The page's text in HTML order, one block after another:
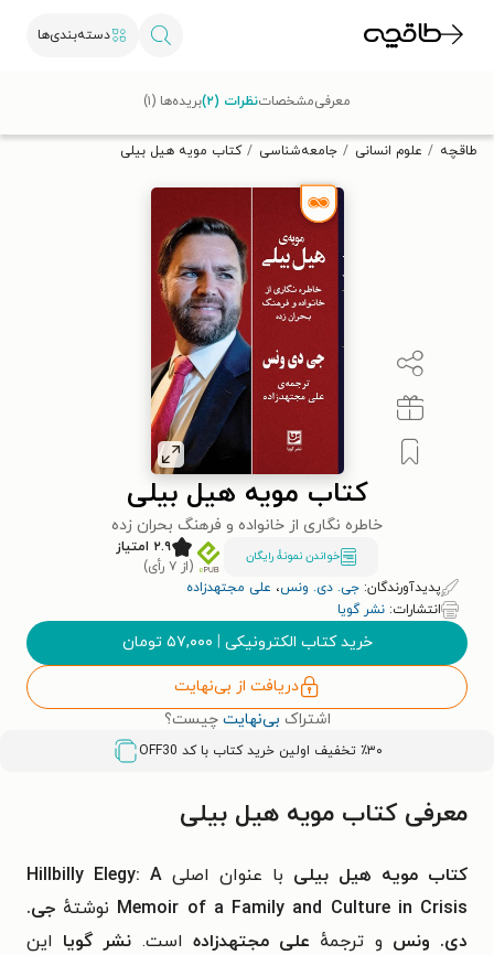
دسته‌بندی‌ها
تخفیف از طاقچه دریافت کن.
طاقچه علوم انسانی جامعه‌شناسی کتاب مویه هیل بیلی
کتاب مویه هیل بیلی
خاطره نگاری از خانواده و فرهنگ بحران زده
خواندن نمونۀ رایگان
۲.۹ امتیاز
(از ۷ رأی)
پدیدآورندگان: جی. دی. ونس، علی مجتهدزاده
انتشارات: نشر گویا
خرید کتاب الکترونیکی | ۵۷,۰۰۰ تومان
دریافت از بی‌نهایت
اشتراک بی‌نهایت چیست؟
٪۳۰ تخفیف اولین خرید کتاب با کد OFF30
معرفیمشخصاتنظرات (۲) بریده‌ها (۱)
معرفی کتاب مویه هیل بیلی
کتاب مویه هیل بیلی با عنوان اصلی Hillbilly Elegy: A
Memoir of a Family and Culture in Crisis نوشتهٔ جی.
دی. ونس و ترجمهٔ علی مجتهدزاده است. نشر گویا این